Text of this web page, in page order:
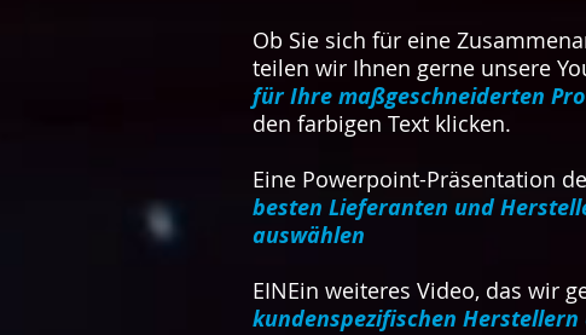
Ob Sie sich für eine
teilen wir Ihnen gerne unsere
für Ihre maßgeschneiderten
den farbigen Text klicken.
Eine Powerpoint-Präsentation
besten Lieferanten und
auswählen
EINEin weiteres Video, das wir
kundenspezifischen